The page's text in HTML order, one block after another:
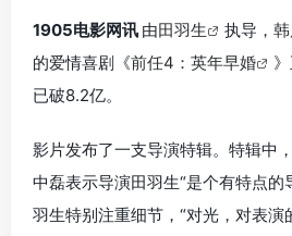
1905电影网讯 由田羽生 执导，
的爱情喜剧《前任4：英年早婚
已破8.2亿。
影片发布了一支导演特辑。特辑中
中磊表示导演田羽生“是个有特点的
羽生特别注重细节，“对光，对表演